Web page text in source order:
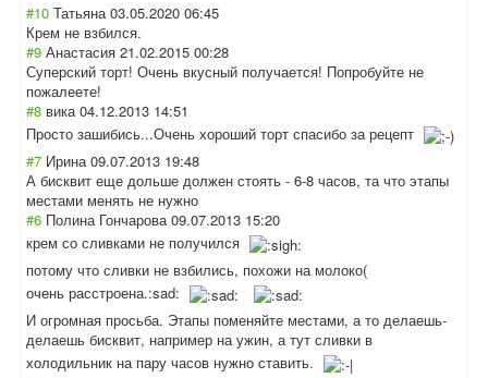
#10 Татьяна 03.05.2020 06:45
Крем не взбился.
#9 Анастасия 21.02.2015 00:28
Суперский торт! Очень вкусный получается! Попробуйте не
пожалеете!
#8 вика 04.12.2013 14:51
Просто зашибись...Очень хороший торт спасибо за рецепт
#7 Ирина 09.07.2013 19:48
А бисквит еще дольше должен стоять - 6-8 часов, та что этапы
местами менять не нужно
#6 Полина Гончарова 09.07.2013 15:20
крем со сливками не получился
потому что сливки не взбились, похожи на молоко(
очень расстроена.:sad:
И огромная просьба. Этапы поменяйте местами, а то делаешь-
делаешь бисквит, например на ужин, а тут сливки в
холодильник на пару часов нужно ставить.